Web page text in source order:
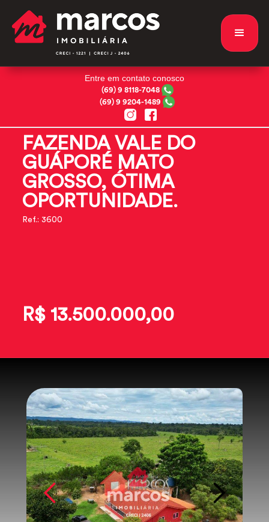
Entre em contato conosco
(69) 9 8118-7048
(69) 9 9204-1489
FAZENDA VALE DO
GUÁPORÉ MATO
GROSSO, ÓTIMA
OPORTUNIDADE.
Ref.: 3600
R$ 13.500.000,00